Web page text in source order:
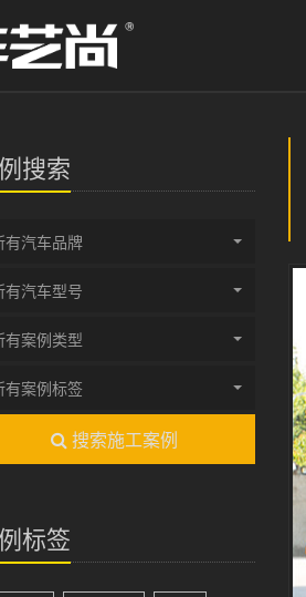
搜索
有汽车品牌
有汽车型号
有案例类型
有案例标签
搜索施工案例
标签